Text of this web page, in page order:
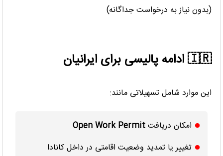
(بدون نیاز به درخواست جداگانه)
🇮🇷ادامه پالیسی برای ایرانیان
این موارد شامل تسهیلاتی مانند:
امکان دریافت Open Work Permit
تغییر یا تمدید وضعیت اقامتی در داخل کانادا